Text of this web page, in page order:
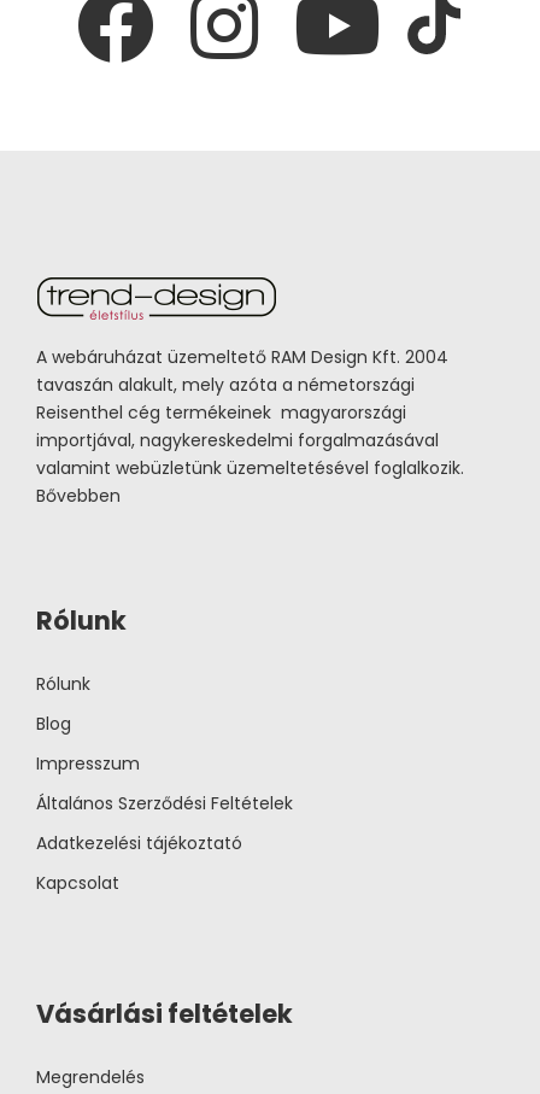
A webáruházat üzemeltető RAM Design Kft. 2004
tavaszán alakult, mely azóta a németországi
Reisenthel cég termékeinek magyarországi
importjával, nagykereskedelmi forgalmazásával
valamint webüzletünk üzemeltetésével foglalkozik.
Bővebben
Rólunk
Rólunk
Blog
Impresszum
Általános Szerződési Feltételek
Adatkezelési tájékoztató
Kapcsolat
Vásárlási feltételek
Megrendelés